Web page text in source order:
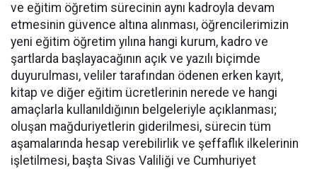
ve eğitim öğretim sürecinin aynı kadroyla devam
etmesinin güvence altına alınması, öğrencilerimizin
yeni eğitim öğretim yılına hangi kurum, kadro ve
şartlarda başlayacağının açık ve yazılı biçimde
duyurulması, veliler tarafından ödenen erken kayıt,
kitap ve diğer eğitim ücretlerinin nerede ve hangi
amaçlarla kullanıldığının belgeleriyle açıklanması;
oluşan mağduriyetlerin giderilmesi, sürecin tüm
aşamalarında hesap verebilirlik ve şeffaflık ilkelerinin
işletilmesi, başta Sivas Valiliği ve Cumhuriyet